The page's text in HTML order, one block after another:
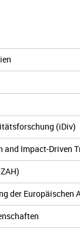
(iDiv)
and Impact-Driven
der Europäischen